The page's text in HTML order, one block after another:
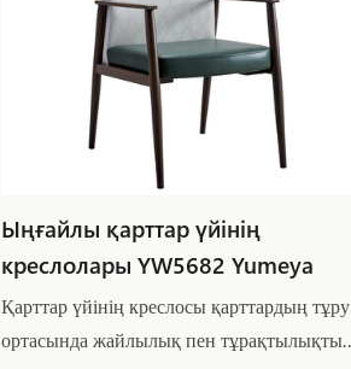
Ыңғайлы қарттар үйінің
креслолары YW5682 Yumeya
Қарттар үйінің креслосы қарттардың тұру
ортасында жайлылық пен тұрақтылықты